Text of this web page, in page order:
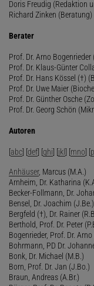
Doris Freudig (Redaktion
Richard Zinken (Beratung)
Berater
Prof. Dr. Arno Bogenrieder
Prof. Dr. Klaus-Günter
Prof. Dr. Hans Kössel (†)
Prof. Dr. Uwe Maier
Prof. Dr. Günther Osche
Prof. Dr. Georg Schön
Autoren
[abc] [def] [ghi] [jkl] [mno] [
Anhäuser, Marcus (M.A.)
Arnheim, Dr. Katharina
Becker-Follmann, Dr.
Bensel, Dr. Joachim (J.Be.)
Bergfeld (†), Dr. Rainer
Berthold, Prof. Dr. Peter
Bogenrieder, Prof. Dr. Arno
Bohrmann, PD Dr.
Bonk, Dr. Michael (M.B.)
Born, Prof. Dr. Jan (J.Bo.)
Braun, Andreas (A.Br.)